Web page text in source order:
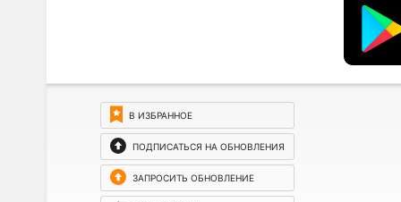
В ИЗБРАННОЕ
ПОДПИСАТЬСЯ НА ОБНОВЛЕНИЯ
ЗАПРОСИТЬ ОБНОВЛЕНИЕ